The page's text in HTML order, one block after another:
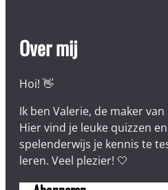
Over mij
Hoi! 👋
Ik ben Valerie, de maker
Hier vind je leuke quizzen
spelenderwijs je kennis te
leren. Veel plezier! 🤍